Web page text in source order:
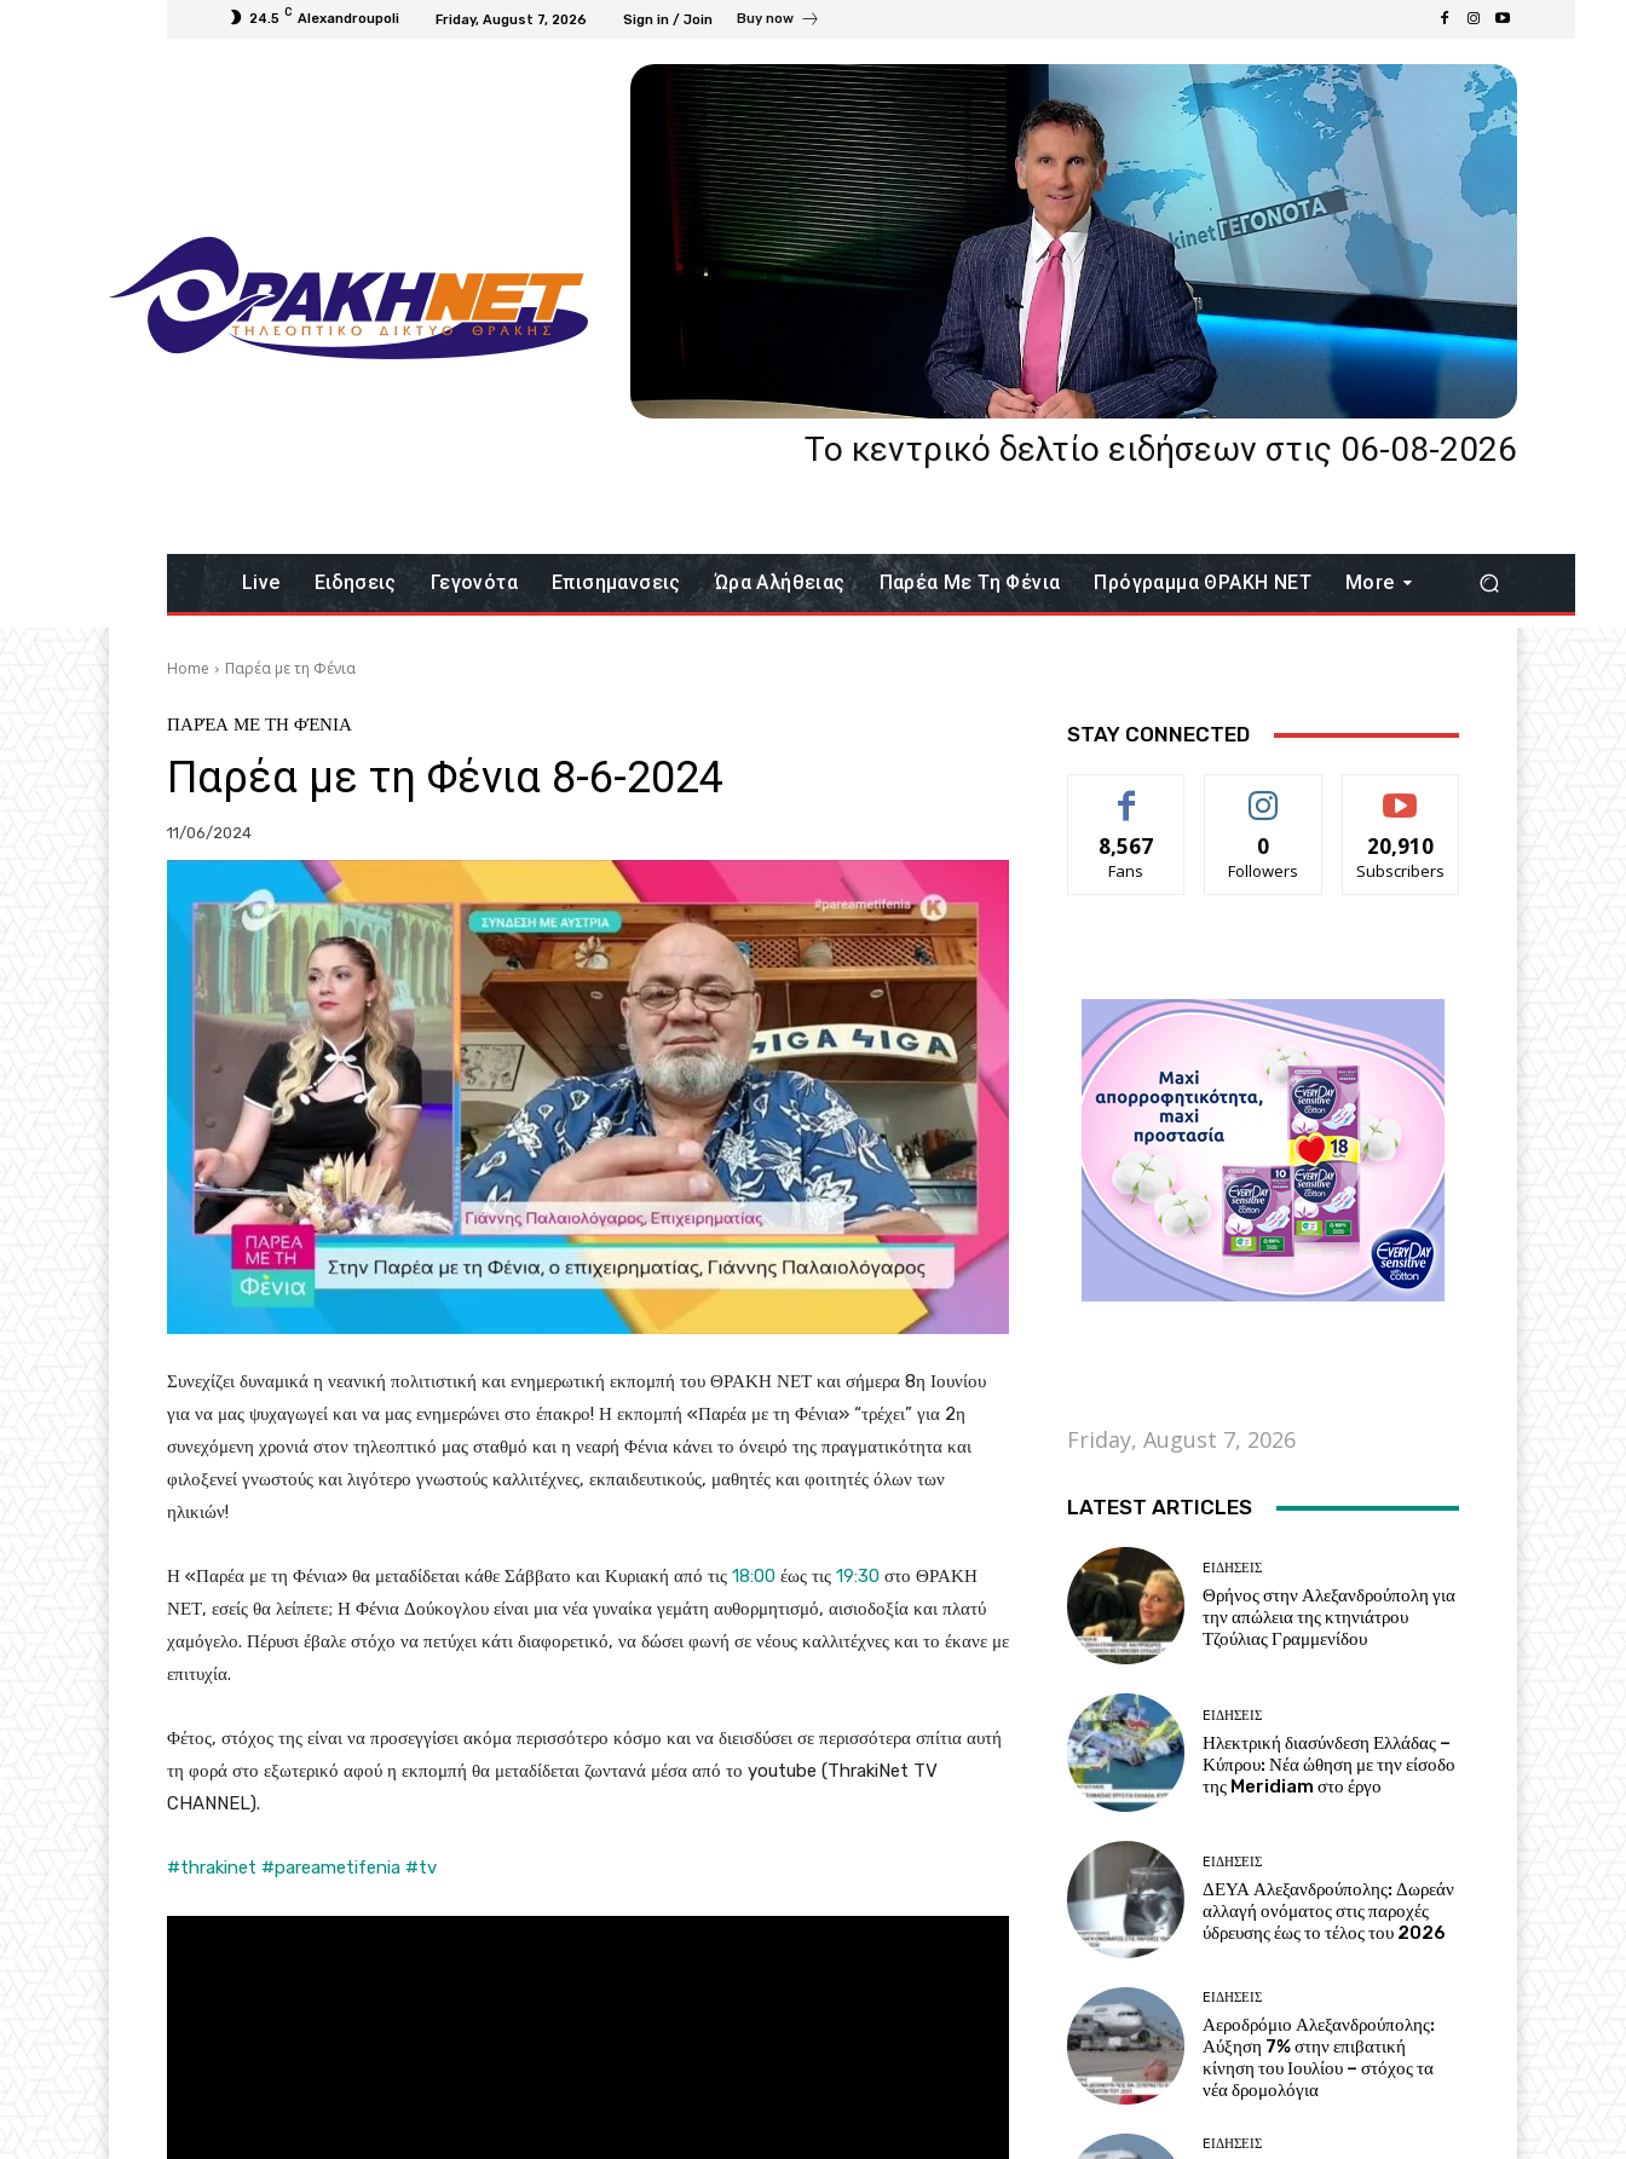
24.5 C Alexandroupoli Friday, August 7, 2026 Sign in / Join Buy now
Το κεντρικό δελτίο ειδήσεων στις 06-08-2026
Live Eιδησεις Γεγονότα Επισημανσεις Ώρα Αλήθειας Παρέα Με Τη Φένια Πρόγραμμα ΘΡΑΚΗ ΝΕΤ More
Home Παρέα με τη Φένια
ΠΑΡΈΑ ΜΕ ΤΗ ΦΈΝΙΑ
Παρέα με τη Φένια 8-6-2024
11/06/2024
Συνεχίζει δυναμικά η νεανική πολιτιστική και ενημερωτική εκπομπή του ΘΡΑΚΗ ΝΕΤ και σήμερα 8η Ιουνίου
για να μας ψυχαγωγεί και να μας ενημερώνει στο έπακρο! Η εκπομπή «Παρέα με τη Φένια» “τρέχει” για 2η
συνεχόμενη χρονιά στον τηλεοπτικό μας σταθμό και η νεαρή Φένια κάνει το όνειρό της πραγματικότητα και
φιλοξενεί γνωστούς και λιγότερο γνωστούς καλλιτέχνες, εκπαιδευτικούς, μαθητές και φοιτητές όλων των
ηλικιών!
Η «Παρέα με τη Φένια» θα μεταδίδεται κάθε Σάββατο και Κυριακή από τις 18:00 έως τις 19:30 στο ΘΡΑΚΗ
ΝΕΤ, εσείς θα λείπετε; Η Φένια Δούκογλου είναι μια νέα γυναίκα γεμάτη αυθορμητισμό, αισιοδοξία και πλατύ
χαμόγελο. Πέρυσι έβαλε στόχο να πετύχει κάτι διαφορετικό, να δώσει φωνή σε νέους καλλιτέχνες και το έκανε με
επιτυχία.
Φέτος, στόχος της είναι να προσεγγίσει ακόμα περισσότερο κόσμο και να διεισδύσει σε περισσότερα σπίτια αυτή
τη φορά στο εξωτερικό αφού η εκπομπή θα μεταδίδεται ζωντανά μέσα από το youtube (ThrakiNet TV
CHANNEL).
#thrakinet #pareametifenia #tv
STAY CONNECTED
8,567
Fans
0
Followers
20,910
Subscribers
Friday, August 7, 2026
LATEST ARTICLES
EΙΔΗΣΕΙΣ
Θρήνος στην Αλεξανδρούπολη για
την απώλεια της κτηνιάτρου
Τζούλιας Γραμμενίδου
EΙΔΗΣΕΙΣ
Ηλεκτρική διασύνδεση Ελλάδας –
Κύπρου: Νέα ώθηση με την είσοδο
της Meridiam στο έργο
EΙΔΗΣΕΙΣ
ΔΕΥΑ Αλεξανδρούπολης: Δωρεάν
αλλαγή ονόματος στις παροχές
ύδρευσης έως το τέλος του 2026
EΙΔΗΣΕΙΣ
Αεροδρόμιο Αλεξανδρούπολης:
Αύξηση 7% στην επιβατική
κίνηση του Ιουλίου – στόχος τα
νέα δρομολόγια
EΙΔΗΣΕΙΣ